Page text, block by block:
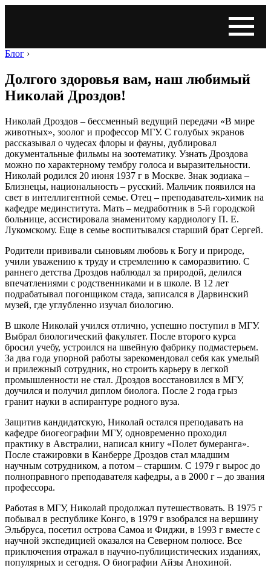
Блог ›
Долгого здоровья вам, наш любимый
Николай Дроздов!
Николай Дроздов – бессменный ведущий передачи «В мире
животных», зоолог и профессор МГУ. С голубых экранов
рассказывал о чудесах флоры и фауны, дублировал
документальные фильмы на зоотематику. Узнать Дроздова
можно по характерному тембру голоса и выразительности.
Николай родился 20 июня 1937 г в Москве. Знак зодиака –
Близнецы, национальность – русский. Мальчик появился на
свет в интеллигентной семье. Отец – преподаватель-химик на
кафедре мединститута. Мать – медработник в 5-й городской
больнице, ассистировала знаменитому кардиологу П. Е.
Лукомскому. Еще в семье воспитывался старший брат Сергей.
Родители прививали сыновьям любовь к Богу и природе,
учили уважению к труду и стремлению к саморазвитию. С
раннего детства Дроздов наблюдал за природой, делился
впечатлениями с родственниками и в школе. В 12 лет
подрабатывал погонщиком стада, записался в Дарвинский
музей, где углубленно изучал биологию.
В школе Николай учился отлично, успешно поступил в МГУ.
Выбрал биологический факультет. После второго курса
бросил учебу, устроился на швейную фабрику подмастерьем.
За два года упорной работы зарекомендовал себя как умелый
и прилежный сотрудник, но строить карьеру в легкой
промышленности не стал. Дроздов восстановился в МГУ,
доучился и получил диплом биолога. После 2 года грыз
гранит науки в аспирантуре родного вуза.
Защитив кандидатскую, Николай остался преподавать на
кафедре биогеографии МГУ, одновременно проходил
практику в Австралии, написал книгу «Полет бумеранга».
После стажировки в Канберре Дроздов стал младшим
научным сотрудником, а потом – старшим. С 1979 г вырос до
полноправного преподавателя кафедры, а в 2000 г – до звания
профессора.
Работая в МГУ, Николай продолжал путешествовать. В 1975 г
побывал в республике Конго, в 1979 г взобрался на вершину
Эльбруса, посетил острова Самоа и Фиджи, в 1993 г вместе с
научной экспедицией оказался на Северном полюсе. Все
приключения отражал в научно-публицистических изданиях,
популярных и сегодня. О биографии Айзы Анохиной.